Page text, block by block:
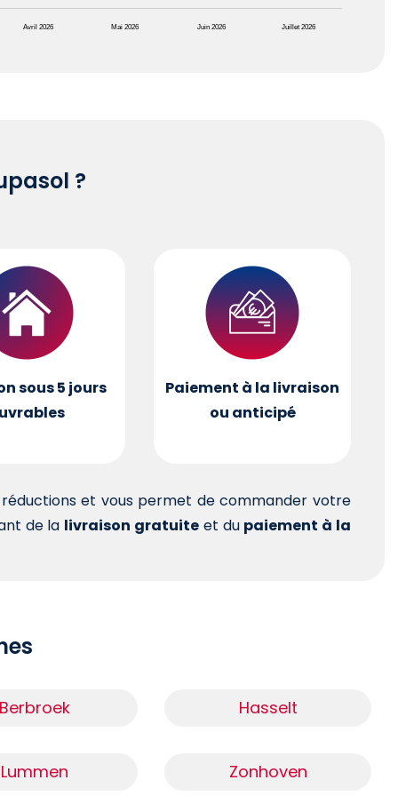
Avril 2026 Mai 2026 Juin 2026 Juillet 2026
?
sous 5 jours
Paiement à la livraison
ou anticipé
et vous permet de commander votre
de la livraison gratuite et du paiement à la
Hasselt
Lummen Zonhoven